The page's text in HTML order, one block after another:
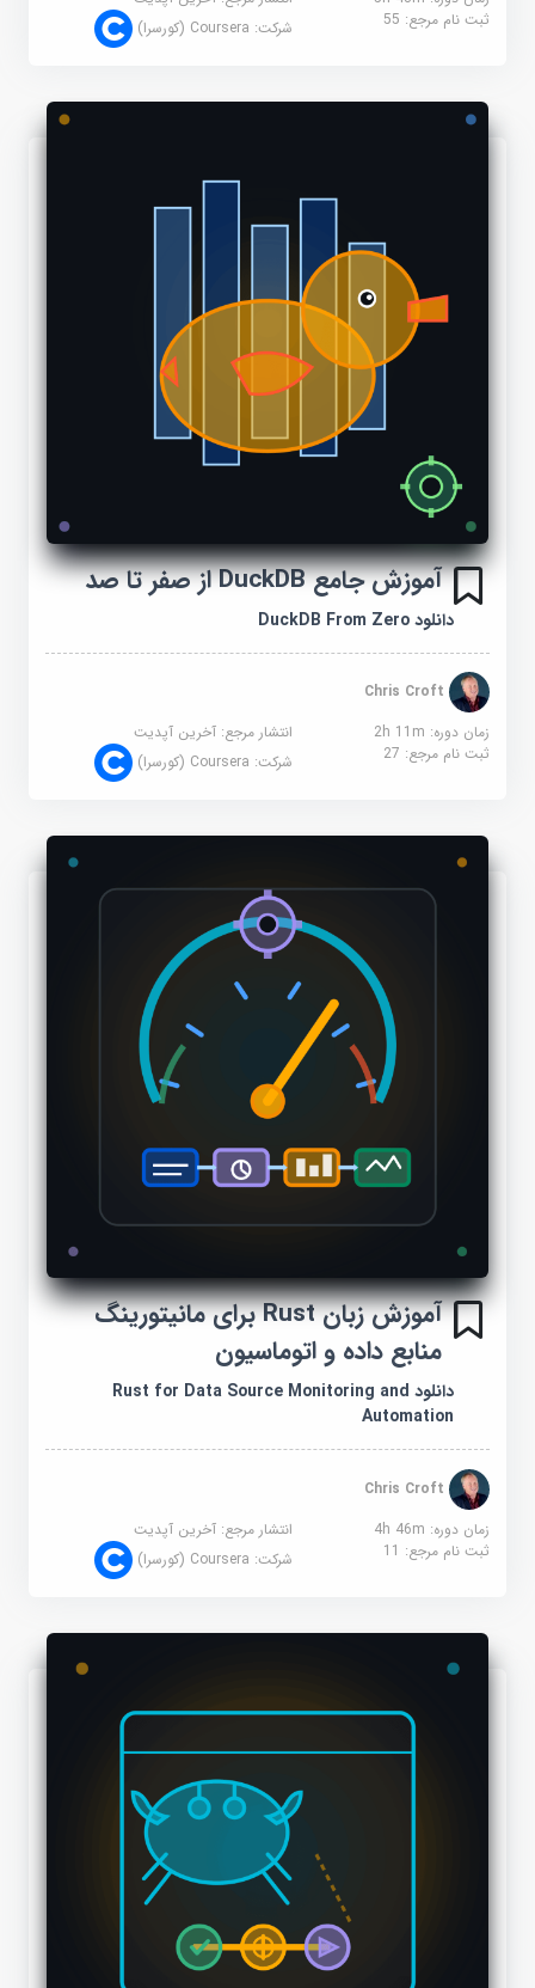
ثبت نام مرجع:55 شرکت:Coursera (کورسرا)
آموزش جامع DuckDB از صفر تا صد
دانلود DuckDB From Zero
Chris Croft
زمان دوره: 2h 11m
انتشار مرجع:آخرین آپدیت
ثبت نام مرجع:27 شرکت:Coursera (کورسرا)
آموزش زبان Rust برای مانیتورینگ
منابع داده و اتوماسیون
دانلود Rust for Data Source Monitoring and
Automation
Chris Croft
زمان دوره: 4h 46m
انتشار مرجع:آخرین آپدیت
ثبت نام مرجع:11 شرکت:Coursera (کورسرا)